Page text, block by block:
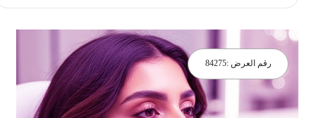
رقم العرض :84275